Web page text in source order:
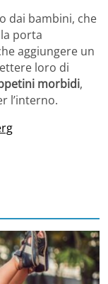
dai bambini, che
porta
aggiungere un
loro di
morbidi,
l’interno.